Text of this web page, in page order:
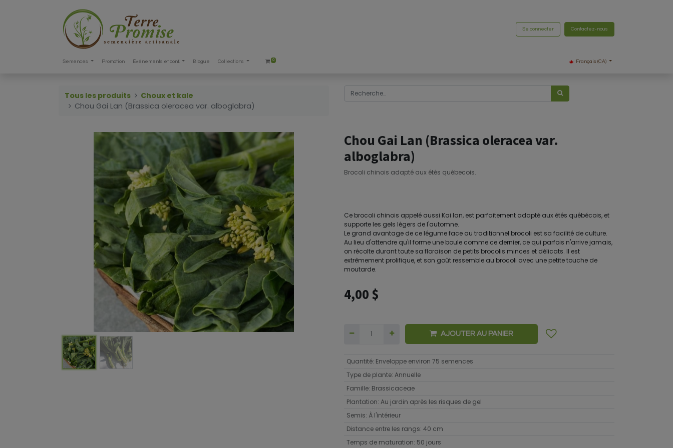
Se connecter Contactez-nous
Semences Promotion Événements et conf. Blogue Collections 0 Français (CA)
Tous les produits
Choux et kale
Chou Gai Lan (Brassica oleracea var. alboglabra)
Chou Gai Lan (Brassica oleracea var.
alboglabra)
Brocoli chinois adapté aux étés québecois.
Ce brocoli chinois appelé aussi Kai lan, est parfaitement adapté aux étés québécois, et
supporte les gels légers de l'automne.
Le grand avantage de ce légume face au traditionnel brocoli est sa facilité de culture.
Au lieu d'attendre qu'il forme une boule comme ce dernier, ce qui parfois n'arrive jamais,
on récolte durant toute sa floraison de petits brocolis minces et délicats. Il est
extrêmement prolifique, et son goût ressemble au brocoli avec une petite touche de
moutarde.
4,00 $
AJOUTER AU PANIER
Quantité: Enveloppe environ 75 semences
Type de plante: Annuelle
Famille: Brassicaceae
Plantation: Au jardin après les risques de gel
Semis: À l'intérieur
Distance entre les rangs: 40 cm
Temps de maturation: 50 jours